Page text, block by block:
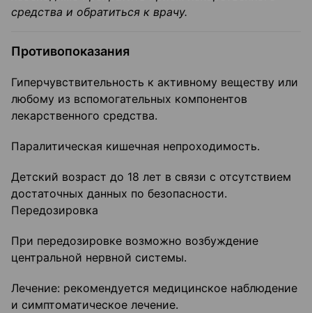
средства и обратиться к врачу.
Противопоказания
Гиперчувствительность к активному веществу или
любому из вспомогательных компонентов
лекарственного средства.
Паралитическая кишечная непроходимость.
Детский возраст до 18 лет в связи с отсутствием
достаточных данных по безопасности.
Передозировка
При передозировке возможно возбуждение
центральной нервной системы.
Лечение: рекомендуется медицинское наблюдение
и симптоматическое лечение.